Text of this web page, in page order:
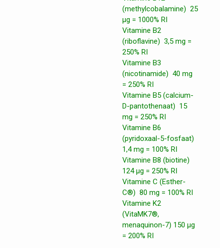
(methylcobalamine) 25
μg = 1000% RI
Vitamine B2
(riboflavine) 3,5 mg =
250% RI
Vitamine B3
(nicotinamide) 40 mg
= 250% RI
Vitamine B5 (calcium-
D-pantothenaat) 15
mg = 250% RI
Vitamine B6
(pyridoxaal-5-fosfaat)
1,4 mg = 100% RI
Vitamine B8 (biotine)
124 μg = 250% RI
Vitamine C (Esther-
C®) 80 mg = 100% RI
Vitamine K2
(VitaMK7®,
menaquinon-7) 150 μg
= 200% RI